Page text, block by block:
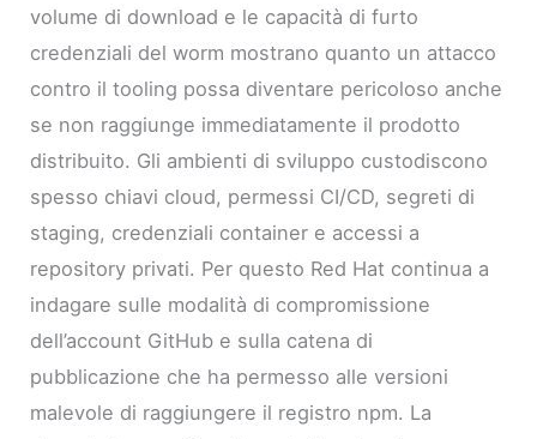
volume di download e le capacità di furto
credenziali del worm mostrano quanto un attacco
contro il tooling possa diventare pericoloso anche
se non raggiunge immediatamente il prodotto
distribuito. Gli ambienti di sviluppo custodiscono
spesso chiavi cloud, permessi CI/CD, segreti di
staging, credenziali container e accessi a
repository privati. Per questo Red Hat continua a
indagare sulle modalità di compromissione
dell’account GitHub e sulla catena di
pubblicazione che ha permesso alle versioni
malevole di raggiungere il registro npm. La